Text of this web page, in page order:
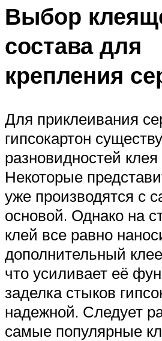
Выбор
состава для
крепления
Для приклеивания
гипсокартон
разновидностей
Некоторые
уже производятся с
основой. Однако на
клей все равно
дополнительный
что усиливает её
заделка стыков
надежной. Следует
самые популярные